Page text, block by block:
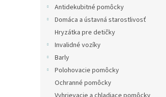
Antidekubitné pomôcky
Domáca a ústavná starostlivosť
Hryzátka pre detičky
Invalidné vozíky
Barly
Polohovacie pomôcky
Ochranné pomôcky